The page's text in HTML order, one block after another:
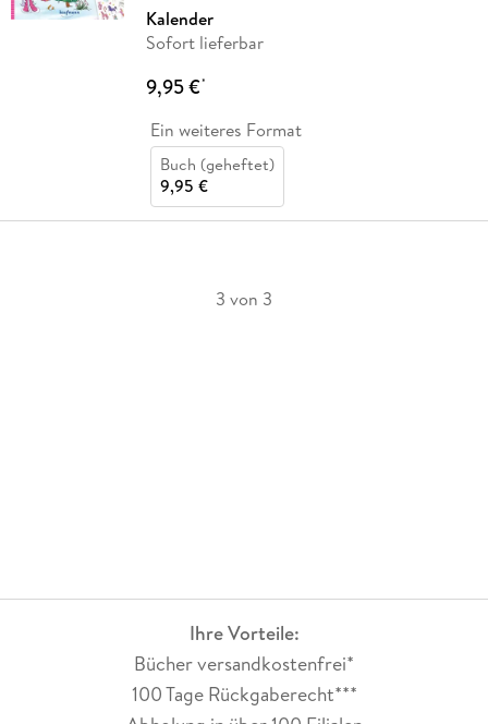
Kalender
Sofort lieferbar
9,95 €*
Ein weiteres Format
Buch (geheftet)
9,95 €
3 von 3
Ihre Vorteile:
Bücher versandkostenfrei*
100 Tage Rückgaberecht***